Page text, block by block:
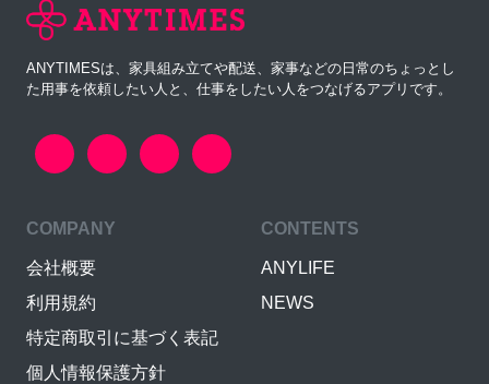
ANYTIMESは、家具組み立てや配送、家事などの日常のちょっとし
た用事を依頼したい人と、仕事をしたい人をつなげるアプリです。
COMPANY
会社概要
利用規約
特定商取引に基づく表記
個人情報保護方針
CONTENTS
ANYLIFE
NEWS